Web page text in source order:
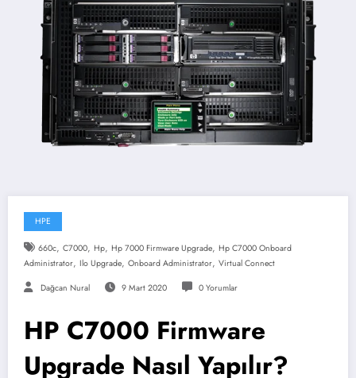
HPE
660c, C7000, Hp, Hp 7000 Firmware Upgrade, Hp C7000 Onboard
Administrator, Ilo Upgrade, Onboard Administrator, Virtual Connect
Dağcan Nural 9 Mart 2020 0 Yorumlar
HP C7000 Firmware
Upgrade Nasıl Yapılır?